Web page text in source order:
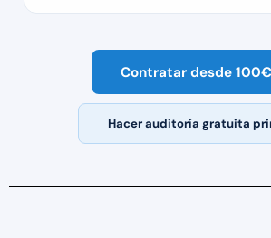
Contratar desde 100€
Hacer auditoría gratuita